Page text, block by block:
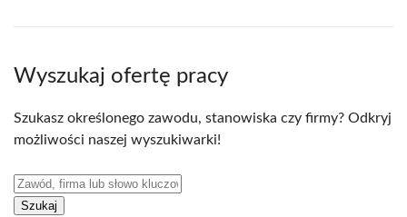
Wyszukaj ofertę pracy
Szukasz określonego zawodu, stanowiska czy firmy? Odkryj
możliwości naszej wyszukiwarki!